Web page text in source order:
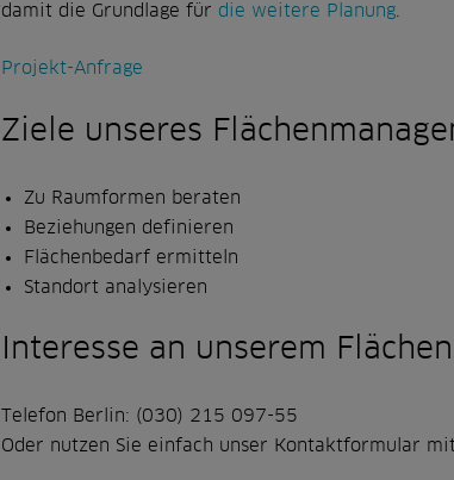
damit die Grundlage für die weitere Planung
Projekt-Anfrage
Ziele unseres
Zu Raumformen beraten
Beziehungen definieren
Flächenbedarf ermitteln
Standort analysieren
Interesse an unserem
Telefon Berlin: (030) 215 097-55
Oder nutzen Sie einfach unser Kontaktformular